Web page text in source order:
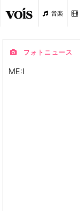
音楽
フォトニュース
ME:I